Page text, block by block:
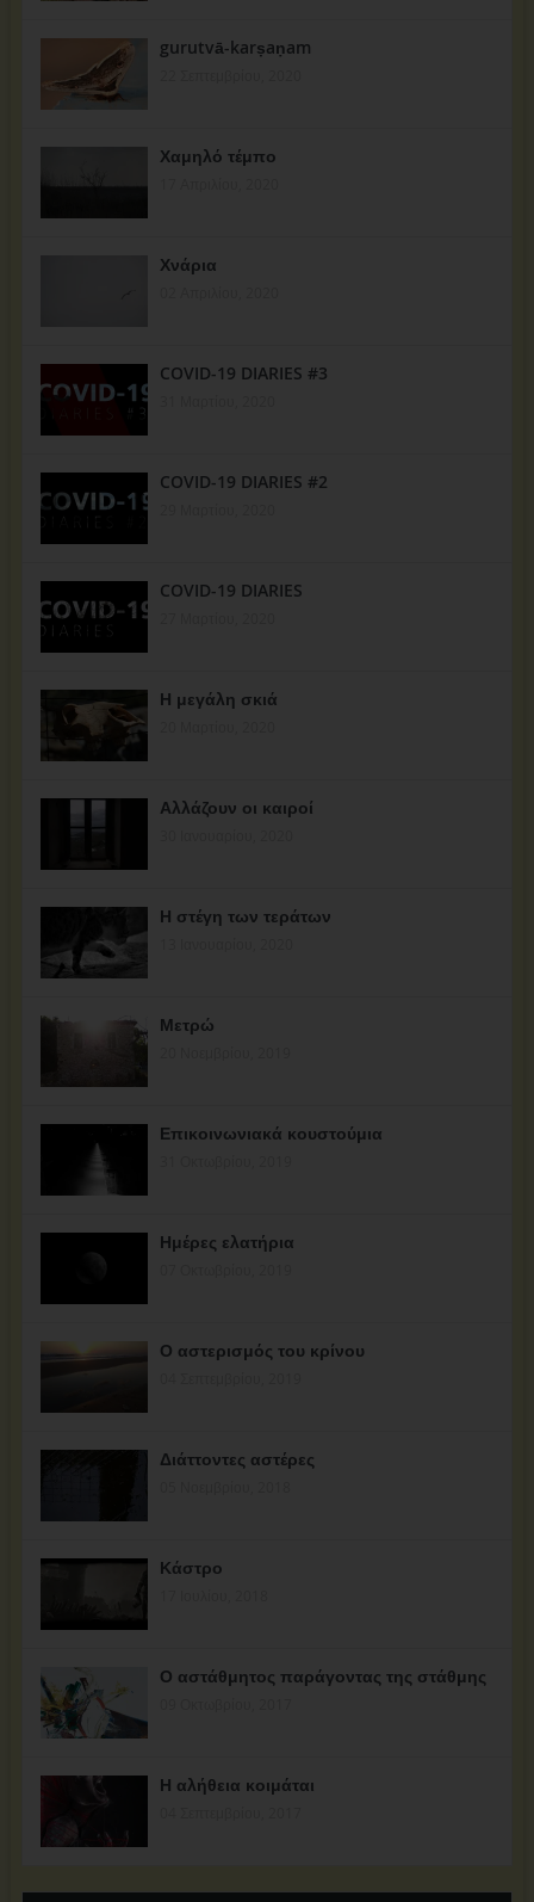
gurutvā-karṣaṇam
Χαμηλό τέμπο
Χνάρια
COVID-19 DIARIES #3
COVID-19 DIARIES #2
COVID-19 DIARIES
Η μεγάλη σκιά
Αλλάζουν οι καιροί
Η στέγη των τεράτων
Μετρώ
Επικοινωνιακά κουστούμια
Ημέρες ελατήρια
Ο αστερισμός του κρίνου
Διάττοντες αστέρες
Κάστρο
Ο αστάθμητος παράγοντας της στάθμης
Η αλήθεια κοιμάται